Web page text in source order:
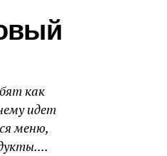
как
идет
меню,